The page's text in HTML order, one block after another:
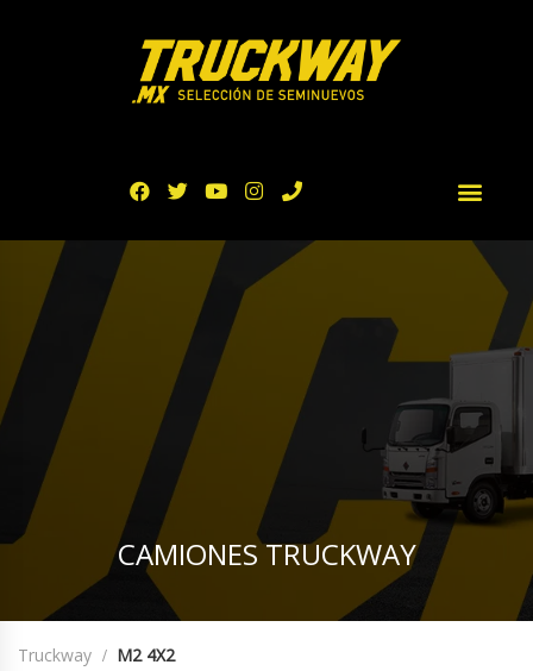
CAMIONES TRUCKWAY
Truckway M2 4X2